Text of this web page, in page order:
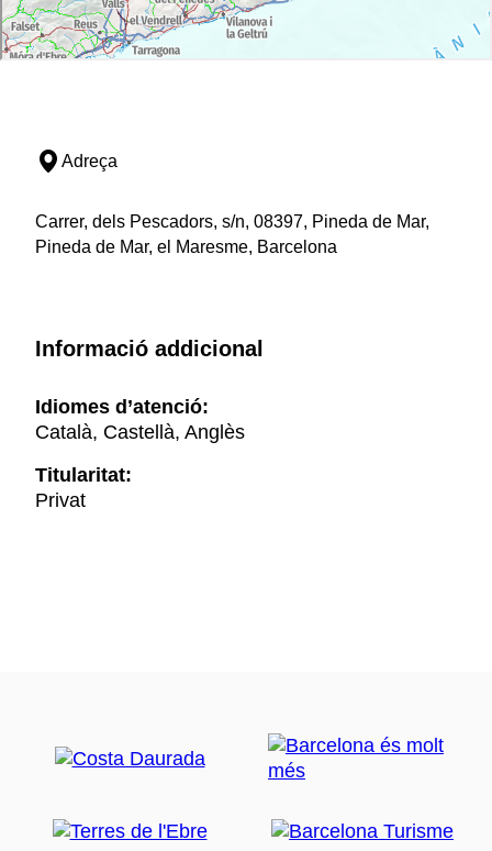
Adreça
Carrer, dels Pescadors, s/n, 08397, Pineda de Mar,
Pineda de Mar, el Maresme, Barcelona
Informació addicional
Idiomes d’atenció:
Català, Castellà, Anglès
Titularitat:
Privat